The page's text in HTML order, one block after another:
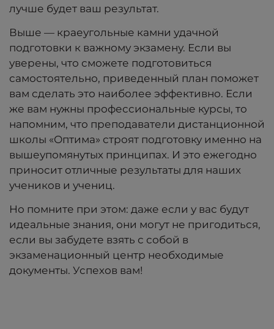
лучше будет ваш результат.
Выше — краеугольные камни удачной
подготовки к важному экзамену. Если вы
уверены, что сможете подготовиться
самостоятельно, приведенный план поможет
вам сделать это наиболее эффективно. Если
же вам нужны профессиональные курсы, то
напомним, что преподаватели дистанционной
школы «Оптима» строят подготовку именно на
вышеупомянутых принципах. И это ежегодно
приносит отличные результаты для наших
учеников и учениц.
Но помните при этом: даже если у вас будут
идеальные знания, они могут не пригодиться,
если вы забудете взять с собой в
экзаменационный центр необходимые
документы. Успехов вам!